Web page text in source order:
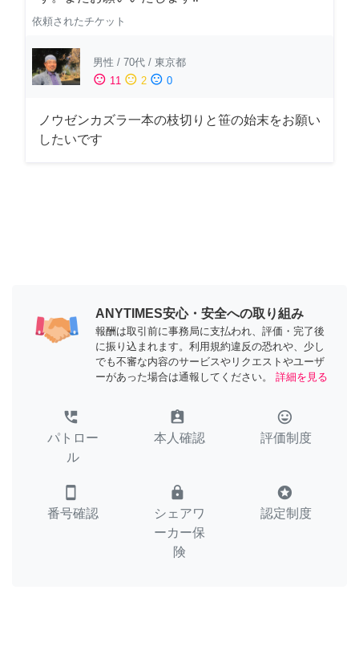
依頼されたチケット
男性 / 70代 / 東京都
sentiment_satisfied 11 sentiment_neutral 2 sentiment_dissatisfied 0
ノウゼンカズラ一本の枝切りと笹の始末をお願い
したいです
ANYTIMES安心・安全への取り組み
報酬は取引前に事務局に支払われ、評価・完了後
に振り込まれます。利用規約違反の恐れや、少し
でも不審な内容のサービスやリクエストやユーザ
ーがあった場合は通報してください。
詳細を見る
perm_phone_msg
パトロー
ル
assignment_ind
本人確認
tag_faces
評価制度
smartphone
番号確認
lock
シェアワ
ーカー保
険
stars
認定制度